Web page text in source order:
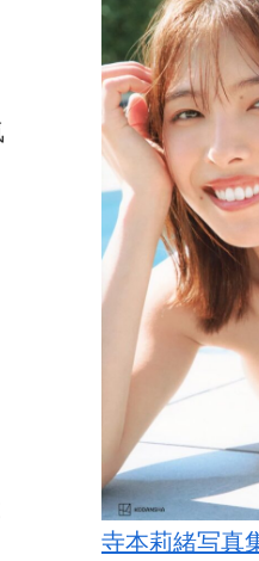
寺本莉緒写真